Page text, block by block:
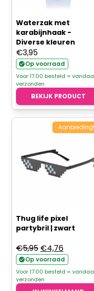
Waterzak met
karabijnhaak -
Diverse kleuren
€3,95
Op voorraad
Voor 17.00 besteld =
verzonden
BEKIJK PRODUCT
Aanbieding!
Thug life pixel
partybril | zwart
€5,95 Oorspronkelijke
prijs
was:
€5,95.
€4,76Huidige
prijs
is:
€4,76.
Op voorraad
Voor 17.00 besteld =
verzonden